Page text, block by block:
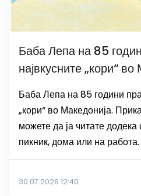
Баба Лепа на 85
највкусните „кори“
Баба Лепа на 85 години
„кори“ во Македонија.
можете да ја читате
пикник, дома или на работа.
30.07.2026 12:40